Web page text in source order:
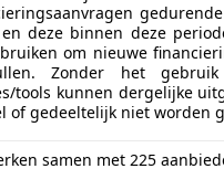
DIEREN
Rolls-
deze binnen deze
om nieuwe
Zonder het gebruik
tools kunnen dergelijke
of gedeeltelijk niet worden
samen met 225